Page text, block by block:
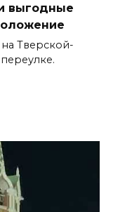
выгодные
Тверской-